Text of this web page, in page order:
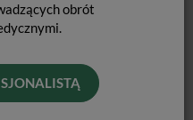
obrót